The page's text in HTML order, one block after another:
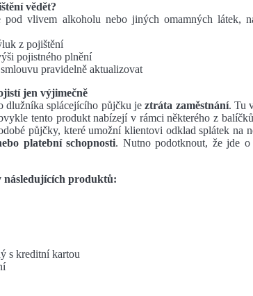
vědět?
vlivem alkoholu nebo jiných omamných látek,
z pojištění
pojistného plnění
pravidelně aktualizovat
jen výjimečně
dlužníka splácejícího půjčku jeztráta zaměstnání. Tu
tento produkt nabízejí v rámci některého z
půjčky, které umožní klientovi odklad splátek na
platební schopnosti. Nutno podotknout, že jde o
následujících produktů:
s kreditní kartou